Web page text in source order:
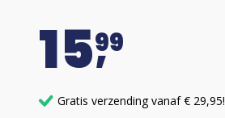
1599
Gratis verzending vanaf € 29,95!